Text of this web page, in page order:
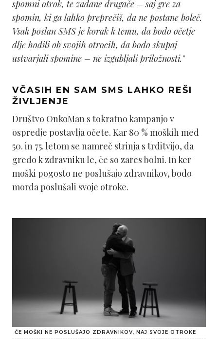
spomni otrok, te zadane drugače – saj gre za
spomin, ki ga lahko preprečiš, da ne postane boleč.
Vsak poslan SMS je korak k temu, da bodo očetje
dlje hodili ob svojih otrocih, da bodo skupaj
ustvarjali spomine – ne izgubljali priložnosti."
VČASIH EN SAM SMS LAHKO REŠI
ŽIVLJENJE
Društvo OnkoMan s tokratno kampanjo v
ospredje postavlja očete. Kar 80 % moških med
50. in 75. letom se namreč strinja s trditvijo, da
gredo k zdravniku le, če so zares bolni. In ker
moški pogosto ne poslušajo zdravnikov, bodo
morda poslušali svoje otroke.
ČE MOŠKI NE POSLUŠAJO ZDRAVNIKOV, NAJ SVOJE OTROKE